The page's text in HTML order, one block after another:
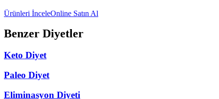
Ürünleri İnceleOnline Satın Al
Benzer Diyetler
Keto Diyet
Paleo Diyet
Eliminasyon Diyeti